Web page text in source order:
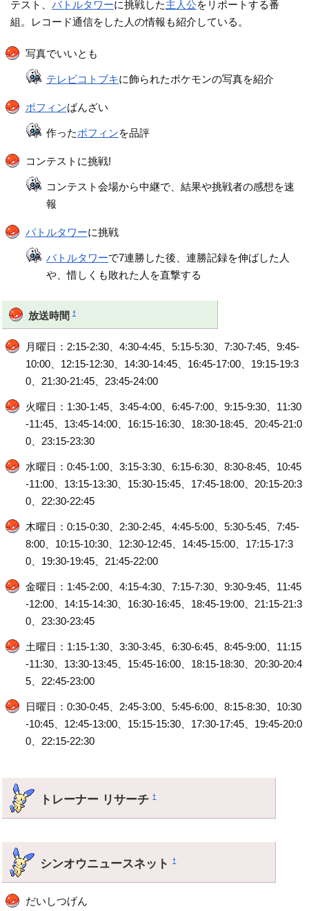
テスト、バトルタワーに挑戦した主人公をリポートする番
組。レコード通信をした人の情報も紹介している。
写真でいいとも
テレビコトブキに飾られたポケモンの写真を紹介
ポフィンばんざい
作ったポフィンを品評
コンテストに挑戦!
コンテスト会場から中継で、結果や挑戦者の感想を速
報
バトルタワーに挑戦
バトルタワーで7連勝した後、連勝記録を伸ばした人
や、惜しくも敗れた人を直撃する
放送時間 †
月曜日：2:15-2:30、4:30-4:45、5:15-5:30、7:30-7:45、9:45-
10:00、12:15-12:30、14:30-14:45、16:45-17:00、19:15-19:3
0、21:30-21:45、23:45-24:00
火曜日：1:30-1:45、3:45-4:00、6:45-7:00、9:15-9:30、11:30
-11:45、13:45-14:00、16:15-16:30、18:30-18:45、20:45-21:0
0、23:15-23:30
水曜日：0:45-1:00、3:15-3:30、6:15-6:30、8:30-8:45、10:45
-11:00、13:15-13:30、15:30-15:45、17:45-18:00、20:15-20:3
0、22:30-22:45
木曜日：0:15-0:30、2:30-2:45、4:45-5:00、5:30-5:45、7:45-
8:00、10:15-10:30、12:30-12:45、14:45-15:00、17:15-17:3
0、19:30-19:45、21:45-22:00
金曜日：1:45-2:00、4:15-4:30、7:15-7:30、9:30-9:45、11:45
-12:00、14:15-14:30、16:30-16:45、18:45-19:00、21:15-21:3
0、23:30-23:45
土曜日：1:15-1:30、3:30-3:45、6:30-6:45、8:45-9:00、11:15
-11:30、13:30-13:45、15:45-16:00、18:15-18:30、20:30-20:4
5、22:45-23:00
日曜日：0:30-0:45、2:45-3:00、5:45-6:00、8:15-8:30、10:30
-10:45、12:45-13:00、15:15-15:30、17:30-17:45、19:45-20:0
0、22:15-22:30
トレーナー リサーチ†
シンオウニュースネット†
だいしつげん